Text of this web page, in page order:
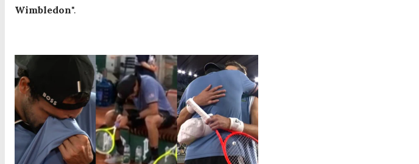
Wimbledon".